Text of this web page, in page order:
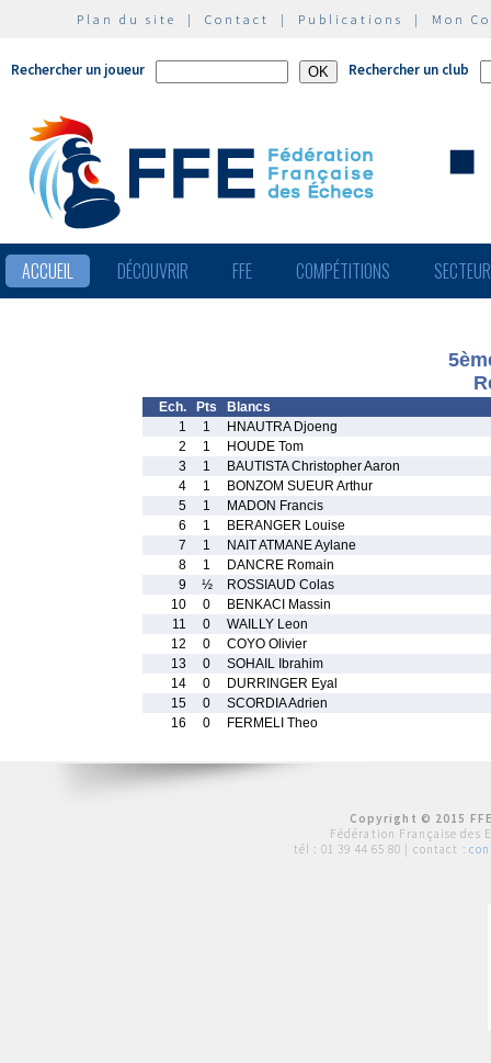
Plan du site | Contact | Publications | Mon
Rechercher un joueur Rechercher un club
ACCUEIL DÉCOUVRIR FFE COMPÉTITIONS
Ech. Pts
Blancs
1
1
HNAUTRA Djoeng
2
1
HOUDE Tom
3
1
BAUTISTA Christopher Aaron
4
1
BONZOM SUEUR Arthur
5
1
MADON Francis
6
1
BERANGER Louise
7
1
NAIT ATMANE Aylane
8
1
DANCRE Romain
9
½
ROSSIAUD Colas
10
0
BENKACI Massin
11
0
WAILLY Leon
12
0
COYO Olivier
13
0
SOHAIL Ibrahim
14
0
DURRINGER Eyal
15
0
SCORDIA Adrien
16
0 FERMELI Theo
Copyright © 2015
Fédération Française des
tél : 01 39 44 65 80 | contact :